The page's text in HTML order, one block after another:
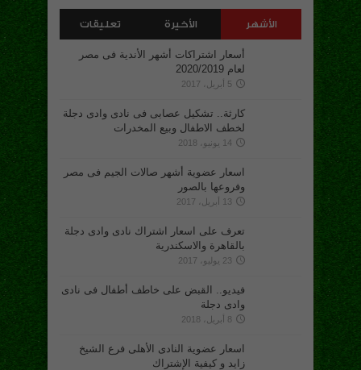
الأشهر الأخيرة تعليقات
أسعار اشتراكات أشهر الأندية فى مصر
لعام 2020/2019
5 أبريل، 2017
كارثة.. تشكيل عصابى فى نادى وادى دجلة
لخطف الاطفال وبيع المخدرات
14 يونيو، 2018
اسعار عضوية أشهر صالات الجيم فى مصر
وفروعها بالصور
13 أبريل، 2017
تعرف على اسعار اشتراك نادى وادى دجلة
بالقاهرة والاسكندرية
23 يوليو، 2017
فيديو.. القبض على خاطف أطفال فى نادى
وادى دجلة
8 أبريل، 2018
اسعار عضوية النادى الأهلى فرع الشيخ
زايد و كيفية الإشتراك